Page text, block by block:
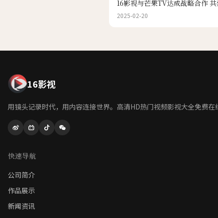
16影视与芒果TV达成战略合作
2025-02-20
16影视
用镜头记录时代，用内容连接世界。高清HD热门视频影视大全免费在
快速导航
公司简介
作品展示
新闻资讯